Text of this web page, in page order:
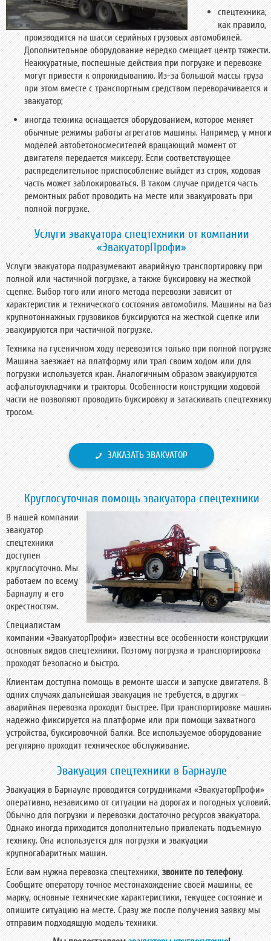
спецтехника,
как правило,
производится на шасси серийных грузовых автомобилей.
Дополнительное оборудование нередко смещает центр тяжести.
Неаккуратные, поспешные действия при погрузке и перевозке
могут привести к опрокидыванию. Из-за большой массы груза
при этом вместе с транспортным средством переворачивается и
эвакуатор;
иногда техника оснащается оборудованием, которое меняет
обычные режимы работы агрегатов машины. Например, у
моделей автобетоносмесителей вращающий момент от
двигателя передается миксеру. Если соответствующее
распределительное приспособление выйдет из строя, ходовая
часть может заблокироваться. В таком случае придется часть
ремонтных работ проводить на месте или эвакуировать при
полной погрузке.
Услуги эвакуатора спецтехники от компании
«ЭвакуаторПрофи»
Услуги эвакуатора подразумевают аварийную транспортировку при
полной или частичной погрузке, а также буксировку на жесткой
сцепке. Выбор того или иного метода перевозки зависит от
характеристик и технического состояния автомобиля. Машины на
крупнотоннажных грузовиков буксируются на жесткой сцепке или
эвакуируются при частичной погрузке.
Техника на гусеничном ходу перевозится только при полной
Машина заезжает на платформу или трал своим ходом или для
погрузки используется кран. Аналогичным образом эвакуируются
асфальтоукладчики и тракторы. Особенности конструкции ходовой
части не позволяют проводить буксировку и затаскивать спецтехнику
тросом.
ЗАКАЗАТЬ ЭВАКУАТОР
Круглосуточная помощь эвакуатора спецтехники
В нашей компании
эвакуатор
спецтехники
доступен
круглосуточно. Мы
работаем по всему
Барнаулу и его
окрестностям.
Специалистам
компании «ЭвакуаторПрофи» известны все особенности конструкции
основных видов спецтехники. Поэтому погрузка и транспортировка
проходят безопасно и быстро.
Клиентам доступна помощь в ремонте шасси и запуске двигателя. В
одних случаях дальнейшая эвакуация не требуется, в других —
аварийная перевозка проходит быстрее. При транспортировке
надежно фиксируется на платформе или при помощи захватного
устройства, буксировочной балки. Все используемое оборудование
регулярно проходит техническое обслуживание.
Эвакуация спецтехники в Барнауле
Эвакуация в Барнауле проводится сотрудниками «ЭвакуаторПрофи»
оперативно, независимо от ситуации на дорогах и погодных условий.
Обычно для погрузки и перевозки достаточно ресурсов эвакуатора.
Однако иногда приходится дополнительно привлекать подъемную
технику. Она используется для погрузки и эвакуации
крупногабаритных машин.
Если вам нужна перевозка спецтехники, звоните по телефону.
Сообщите оператору точное местонахождение своей машины, ее
марку, основные технические характеристики, текущее состояние и
опишите ситуацию на месте. Сразу же после получения заявку мы
отправим подходящую модель техники.